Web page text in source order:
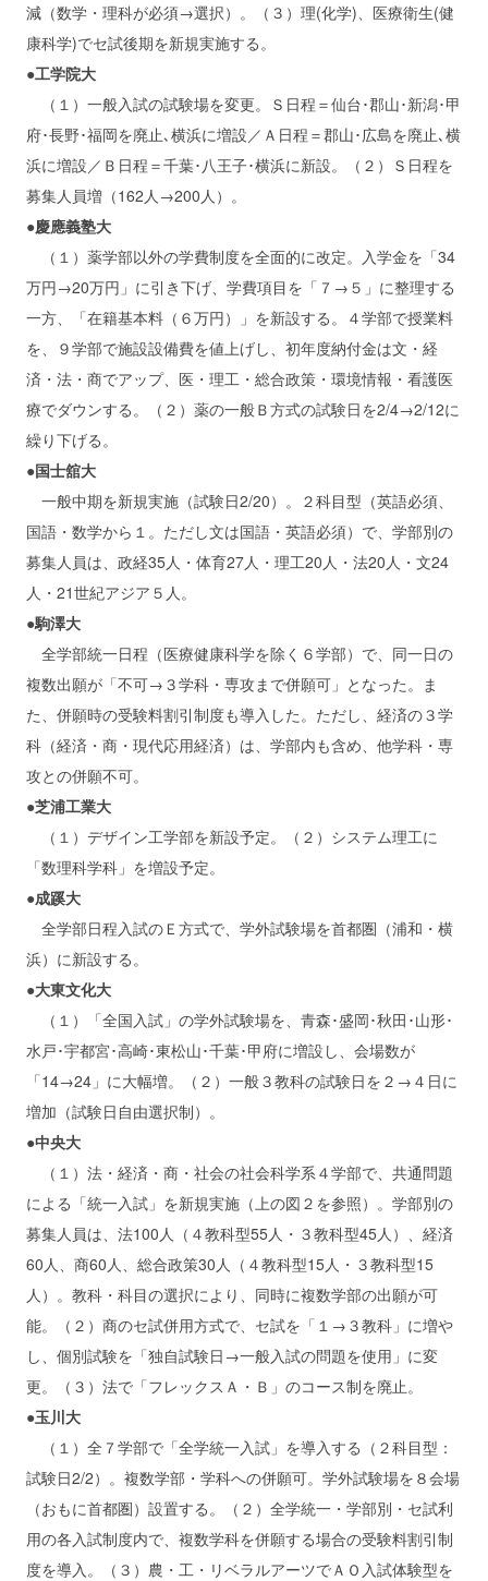
減（数学・理科が必須→選択）。（３）理(化学)、医療衛生(健
康科学)でセ試後期を新規実施する。
●工学院大
（１）一般入試の試験場を変更。Ｓ日程＝仙台･郡山･新潟･甲
府･長野･福岡を廃止､横浜に増設／Ａ日程＝郡山･広島を廃止､横
浜に増設／Ｂ日程＝千葉･八王子･横浜に新設。（２）Ｓ日程を
募集人員増（162人→200人）。
●慶應義塾大
（１）薬学部以外の学費制度を全面的に改定。入学金を「34
万円→20万円」に引き下げ、学費項目を「７→５」に整理する
一方、「在籍基本料（６万円）」を新設する。４学部で授業料
を、９学部で施設設備費を値上げし、初年度納付金は文・経
済・法・商でアップ、医・理工・総合政策・環境情報・看護医
療でダウンする。（２）薬の一般Ｂ方式の試験日を2/4→2/12に
繰り下げる。
●国士舘大
一般中期を新規実施（試験日2/20）。２科目型（英語必須、
国語・数学から１。ただし文は国語・英語必須）で、学部別の
募集人員は、政経35人・体育27人・理工20人・法20人・文24
人・21世紀アジア５人。
●駒澤大
全学部統一日程（医療健康科学を除く６学部）で、同一日の
複数出願が「不可→３学科・専攻まで併願可」となった。ま
た、併願時の受験料割引制度も導入した。ただし、経済の３学
科（経済・商・現代応用経済）は、学部内も含め、他学科・専
攻との併願不可。
●芝浦工業大
（１）デザイン工学部を新設予定。（２）システム理工に
「数理科学科」を増設予定。
●成蹊大
全学部日程入試のＥ方式で、学外試験場を首都圏（浦和・横
浜）に新設する。
●大東文化大
（１）「全国入試」の学外試験場を、青森･盛岡･秋田･山形･
水戸･宇都宮･高崎･東松山･千葉･甲府に増設し、会場数が
「14→24」に大幅増。（２）一般３教科の試験日を２→４日に
増加（試験日自由選択制）。
●中央大
（１）法・経済・商・社会の社会科学系４学部で、共通問題
による「統一入試」を新規実施（上の図２を参照）。学部別の
募集人員は、法100人（４教科型55人・３教科型45人）、経済
60人、商60人、総合政策30人（４教科型15人・３教科型15
人）。教科・科目の選択により、同時に複数学部の出願が可
能。（２）商のセ試併用方式で、セ試を「１→３教科」に増や
し、個別試験を「独自試験日→一般入試の問題を使用」に変
更。（３）法で「フレックスＡ・Ｂ」のコース制を廃止。
●玉川大
（１）全７学部で「全学統一入試」を導入する（２科目型：
試験日2/2）。複数学部・学科への併願可。学外試験場を８会場
（おもに首都圏）設置する。（２）全学統一・学部別・セ試利
用の各入試制度内で、複数学科を併願する場合の受験料割引制
度を導入。（３）農・工・リベラルアーツでＡＯ入試体験型を